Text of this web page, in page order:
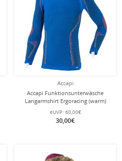
Accapi
Accapi Funktionsunterwäsche
Langarmshirt Ergoracing (warm)
royalblau Kinder
eUVP: 60,00€
30,00€